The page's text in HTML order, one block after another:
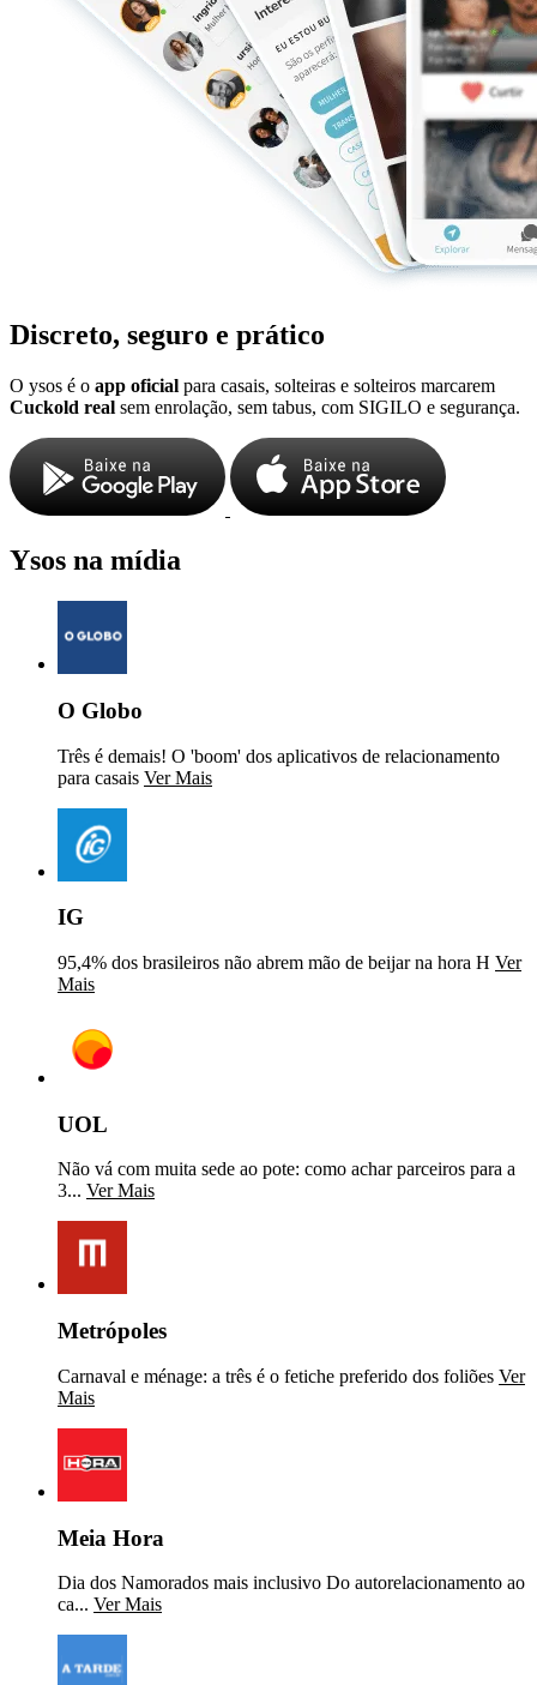
Discreto, seguro e prático
O ysos é o app oficial para casais, solteiras e solteiros marcarem
Cuckold real sem enrolação, sem tabus, com SIGILO e segurança.
Ysos na mídia
O Globo
Três é demais! O 'boom' dos aplicativos de relacionamento
para casais Ver Mais
IG
95,4% dos brasileiros não abrem mão de beijar na hora H Ver
Mais
UOL
Não vá com muita sede ao pote: como achar parceiros para a
3... Ver Mais
Metrópoles
Carnaval e ménage: a três é o fetiche preferido dos foliões Ver
Mais
Meia Hora
Dia dos Namorados mais inclusivo Do autorelacionamento ao
ca... Ver Mais